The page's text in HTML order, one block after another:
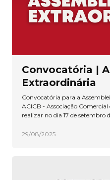
Convocatória |
Extraordinária
Convocatória para a
ACICB - Associação
realizar no dia 17 de setembro
29/08/2025